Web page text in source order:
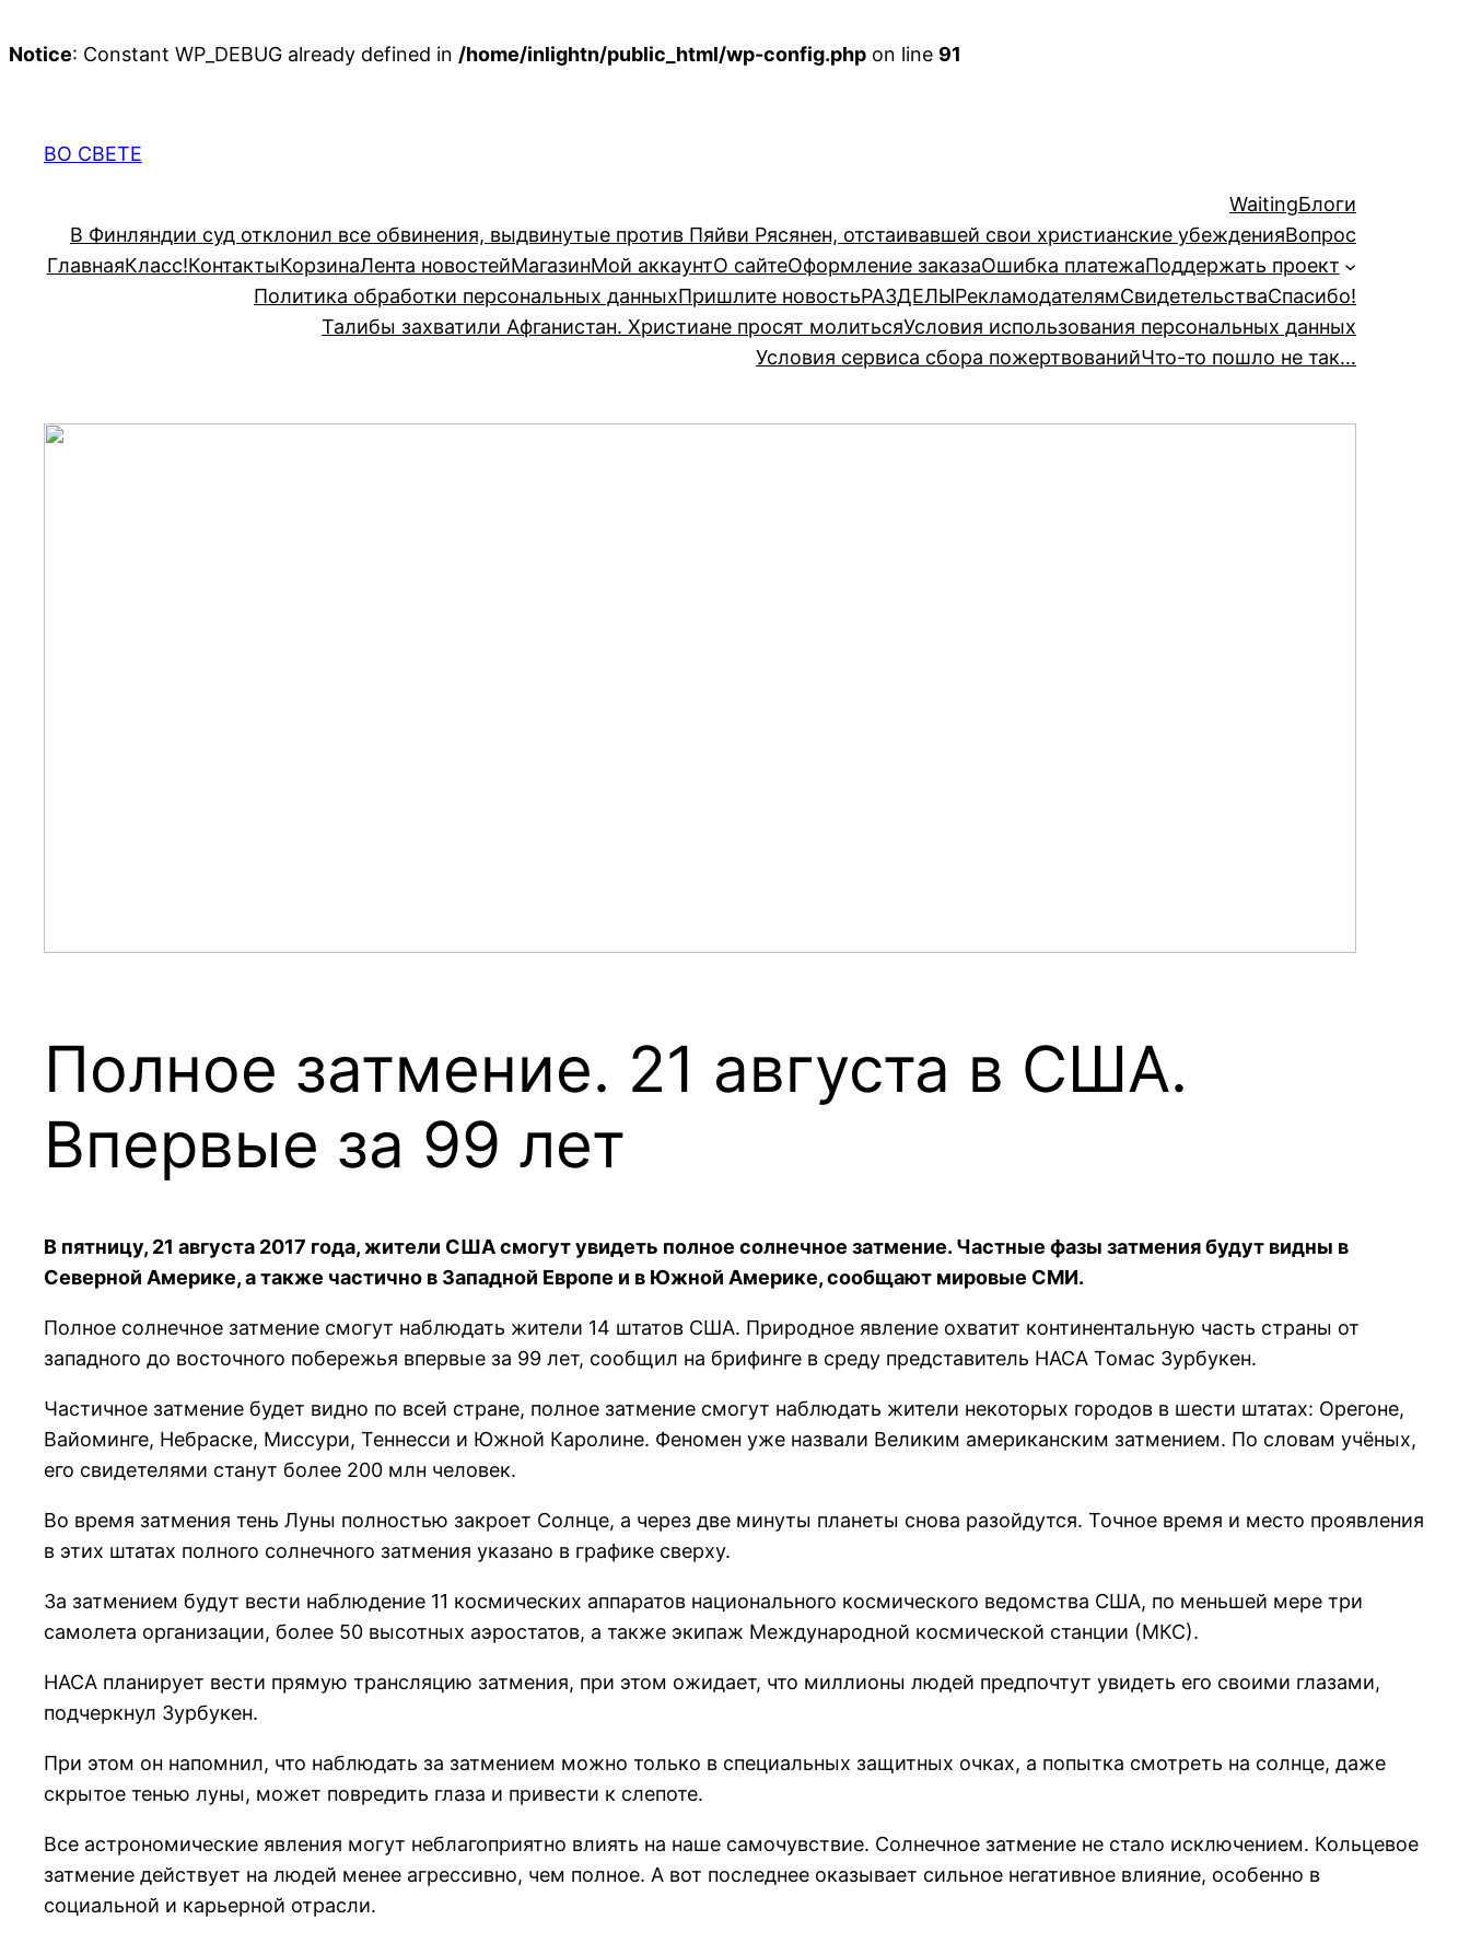
Notice: Constant WP_DEBUG already defined in /home/inlightn/public_html/wp-config.php on line 91
содержимому
ВО СВЕТЕ
WaitingБлоги
В Финляндии суд отклонил все обвинения, выдвинутые против Пяйви Рясянен, отстаивавшей свои христианские убежденияВопрос
ГлавнаяКласс!КонтактыКорзинаЛента новостейМагазинМой аккаунтО сайтеОформление заказаОшибка платежаПоддержать проект
Политика обработки персональных данныхПришлите новостьРАЗДЕЛЫРекламодателямСвидетельстваСпасибо!
Талибы захватили Афганистан. Христиане просят молитьсяУсловия использования персональных данных
Условия сервиса сбора пожертвованийЧто-то пошло не так…
Полное затмение. 21 августа в США.
Впервые за 99 лет
В пятницу, 21 августа 2017 года, жители США смогут увидеть полное солнечное затмение. Частные фазы затмения будут видны в
Северной Америке, а также частично в Западной Европе и в Южной Америке, сообщают мировые СМИ.
Полное солнечное затмение смогут наблюдать жители 14 штатов США. Природное явление охватит континентальную часть страны от
западного до восточного побережья впервые за 99 лет, сообщил на брифинге в среду представитель НАСА Томас Зурбукен.
Частичное затмение будет видно по всей стране, полное затмение смогут наблюдать жители некоторых городов в шести штатах: Орегоне,
Вайоминге, Небраске, Миссури, Теннесси и Южной Каролине. Феномен уже назвали Великим американским затмением. По словам учёных,
его свидетелями станут более 200 млн человек.
Во время затмения тень Луны полностью закроет Солнце, а через две минуты планеты снова разойдутся. Точное время и место проявления
в этих штатах полного солнечного затмения указано в графике сверху.
За затмением будут вести наблюдение 11 космических аппаратов национального космического ведомства США, по меньшей мере три
самолета организации, более 50 высотных аэростатов, а также экипаж Международной космической станции (МКС).
НАСА планирует вести прямую трансляцию затмения, при этом ожидает, что миллионы людей предпочтут увидеть его своими глазами,
подчеркнул Зурбукен.
При этом он напомнил, что наблюдать за затмением можно только в специальных защитных очках, а попытка смотреть на солнце, даже
скрытое тенью луны, может повредить глаза и привести к слепоте.
Все астрономические явления могут неблагоприятно влиять на наше самочувствие. Солнечное затмение не стало исключением. Кольцевое
затмение действует на людей менее агрессивно, чем полное. А вот последнее оказывает сильное негативное влияние, особенно в
социальной и карьерной отрасли.